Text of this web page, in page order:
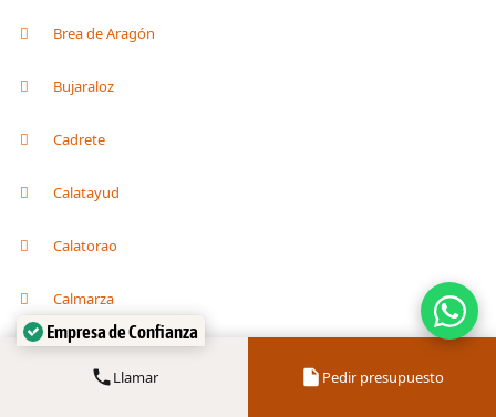
Brea de Aragón
Bujaraloz
Cadrete
Calatayud
Calatorao
Calmarza
Cariñena
Llamar Pedir presupuesto
Empresa de Confianza
Verificado por:Trustindex